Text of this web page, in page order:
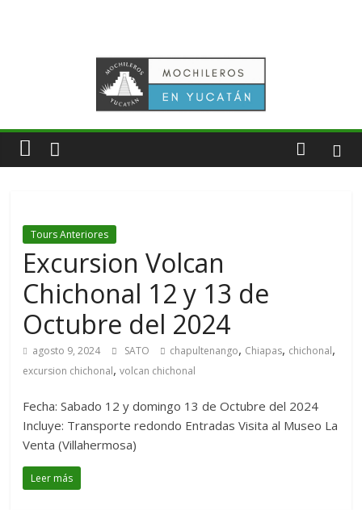
Tours Anteriores
Excursion Volcan
Chichonal 12 y 13 de
Octubre del 2024
agosto 9, 2024 SATO chapultenango, Chiapas, chichonal,
excursion chichonal,volcan chichonal
Fecha: Sabado 12 y domingo 13 de Octubre del 2024
Incluye: Transporte redondo Entradas Visita al Museo La
Venta (Villahermosa)
Leer más